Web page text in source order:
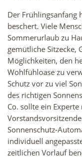
Der Frühlingsanfang
beschert. Viele
Sommerurlaub zu
gemütliche Sitzecke,
Möglichkeiten, den
Wohlfühloase zu
Schutz vor zu viel
des richtigen
Co. sollte ein
Sonnenschutz-
individuell
zeitlichen Vorlauf